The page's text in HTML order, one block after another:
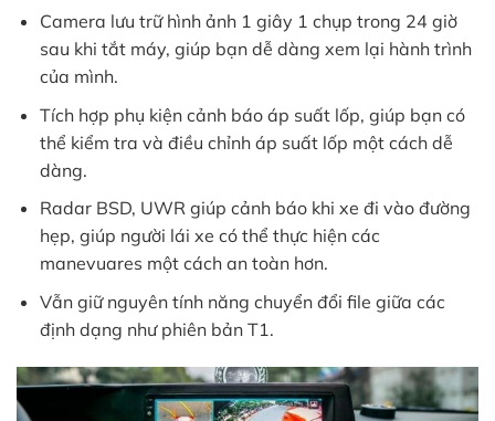
Camera lưu trữ hình ảnh 1 giây 1 chụp trong 24 giờ
sau khi tắt máy, giúp bạn dễ dàng xem lại hành trình
của mình.
Tích hợp phụ kiện cảnh báo áp suất lốp, giúp bạn có
thể kiểm tra và điều chỉnh áp suất lốp một cách dễ
dàng.
Radar BSD, UWR giúp cảnh báo khi xe đi vào đường
hẹp, giúp người lái xe có thể thực hiện các
manevuares một cách an toàn hơn.
Vẫn giữ nguyên tính năng chuyển đổi file giữa các
định dạng như phiên bản T1.